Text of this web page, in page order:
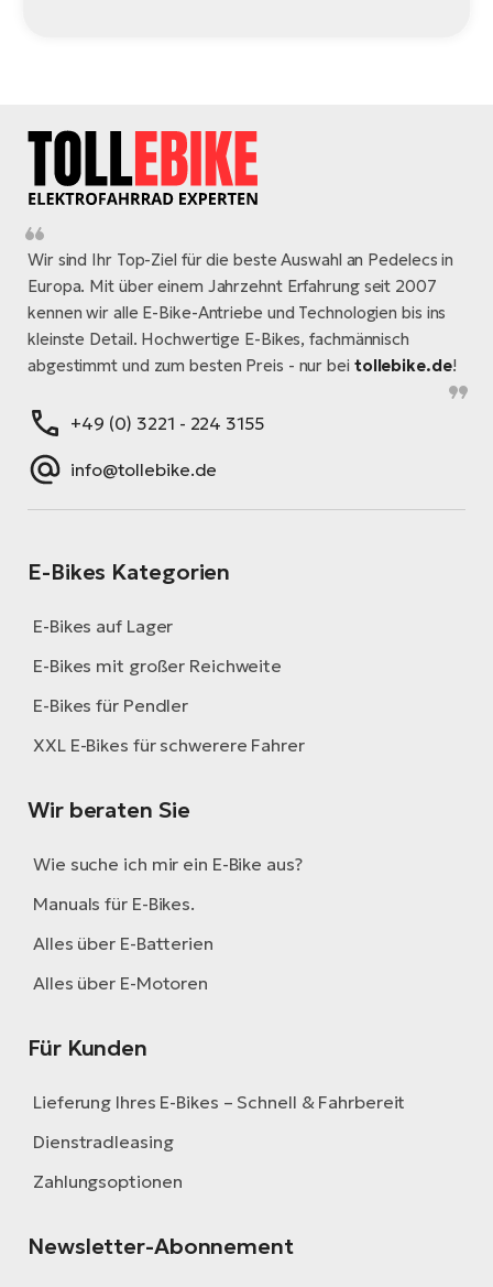
Wir sind Ihr Top-Ziel für die beste Auswahl an Pedelecs in
Europa. Mit über einem Jahrzehnt Erfahrung seit 2007
kennen wir alle E-Bike-Antriebe und Technologien bis ins
kleinste Detail. Hochwertige E-Bikes, fachmännisch
abgestimmt und zum besten Preis - nur bei tollebike.de!
+49 (0) 3221 - 224 3155
info@tollebike.de
E-Bikes Kategorien
E-Bikes auf Lager
E-Bikes mit großer Reichweite
E-Bikes für Pendler
XXL E-Bikes für schwerere Fahrer
Wir beraten Sie
Wie suche ich mir ein E-Bike aus?
Manuals für E-Bikes.
Alles über E-Batterien
Alles über E-Motoren
Für Kunden
Lieferung Ihres E-Bikes – Schnell & Fahrbereit
Dienstradleasing
Zahlungsoptionen
Newsletter-Abonnement